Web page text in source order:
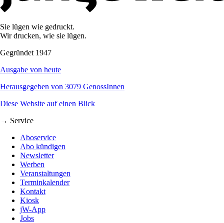
Sie lügen wie gedruckt.
Wir drucken, wie sie lügen.
Gegründet 1947
Ausgabe von heute
Herausgegeben von 3079 GenossInnen
Diese Website auf einen Blick
→ Service
Aboservice
Abo kündigen
Newsletter
Werben
Veranstaltungen
Terminkalender
Kontakt
Kiosk
jW-App
Jobs